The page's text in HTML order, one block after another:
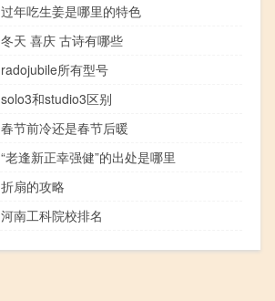
过年吃生姜是哪里的特色
冬天 喜庆 古诗有哪些
radojubile所有型号
solo3和studio3区别
春节前冷还是春节后暖
“老逢新正幸强健”的出处是哪里
折扇的攻略
河南工科院校排名